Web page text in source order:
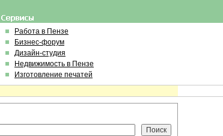
Работа в Пензе
Бизнес-форум
Дизайн-студия
Недвижимость в Пензе
Изготовление печатей